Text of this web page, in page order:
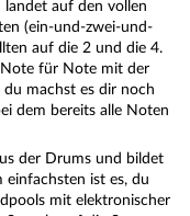
auf den vollen
(ein-und-zwei-und-
auf die 2 und die 4.
Note für Note mit der
du machst es dir noch
dem bereits alle Noten
der Drums und bildet
einfachsten ist es, du
mit elektronischer